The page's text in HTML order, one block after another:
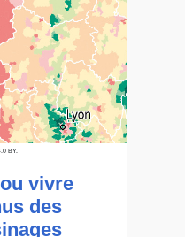
BY.
vivre
des